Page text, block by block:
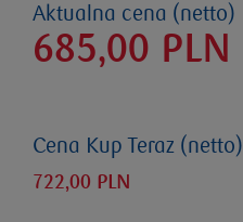
Aktualna cena (netto)
685,00 PLN
Cena Kup Teraz (netto)
722,00 PLN